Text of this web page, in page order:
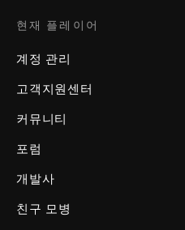
현재 플레이어
계정 관리
고객지원센터
커뮤니티
포럼
개발사
친구 모병